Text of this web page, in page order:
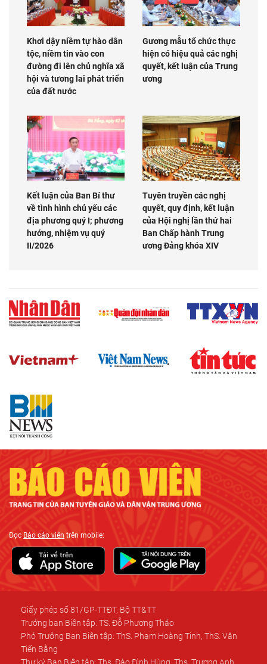
Khơi dậy niềm tự hào dân
tộc, niềm tin vào con
đường đi lên chủ nghĩa xã
hội và tương lai phát triển
của đất nước
Gương mẫu tổ chức thực
hiện có hiệu quả các nghị
quyết, kết luận của Trung
ương
Kết luận của Ban Bí thư
về tình hình chủ yếu các
địa phương quý I; phương
hướng, nhiệm vụ quý
II/2026
Tuyên truyền các nghị
quyết, quy định, kết luận
của Hội nghị lần thứ hai
Ban Chấp hành Trung
ương Đảng khóa XIV
ĐọcBáo cáo viên trên mobile:
Giấy phép số 81/GP-TTĐT, Bộ TT&TT
Trưởng ban Biên tập: TS. Đỗ Phương Thảo
Phó Trưởng Ban Biên tập: ThS. Phạm Hoàng Tinh, ThS. Văn
Tiến Bằng
Thư ký Ban Biên tập: Ths. Đào Đình Hùng, Ths. Trương Anh